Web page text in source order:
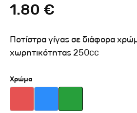
1.80 €
Ποτίστρα γίγας σε διάφορα
χωρητικότητας 250cc
Χρώμα